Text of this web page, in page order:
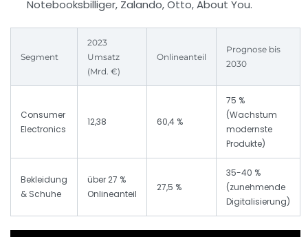
Notebooksbilliger, Zalando, Otto, About You.
Segment
2023
Umsatz
(Mrd. €)
Onlineanteil
Prognose bis
2030
Consumer
Electronics
12,38 60,4 %
75 %
(Wachstum
modernste
Produkte)
Bekleidung
& Schuhe
über 27 %
Onlineanteil
27,5 %
35-40 %
(zunehmende
Digitalisierung)